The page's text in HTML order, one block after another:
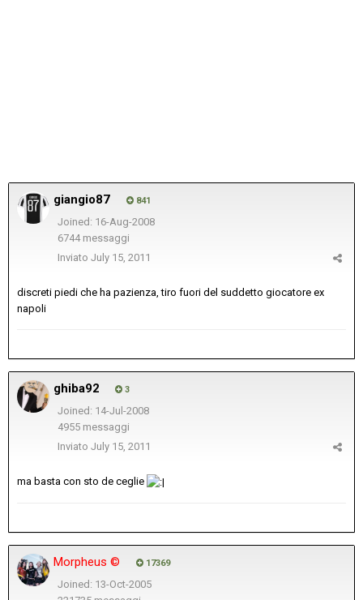
giangio87 841
Joined: 16-Aug-2008
6744 messaggi
Inviato July 15, 2011
discreti piedi che ha pazienza, tiro fuori del suddetto giocatore ex
napoli
ghiba92 3
Joined: 14-Jul-2008
4955 messaggi
Inviato July 15, 2011
ma basta con sto de ceglie
Morpheus © 17369
Joined: 13-Oct-2005